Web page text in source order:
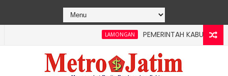
LAMONGAN
PEMERINTAH KABUPATEN
Jombang Gelar Porkab 2026 untuk Pererat Kebersamaan